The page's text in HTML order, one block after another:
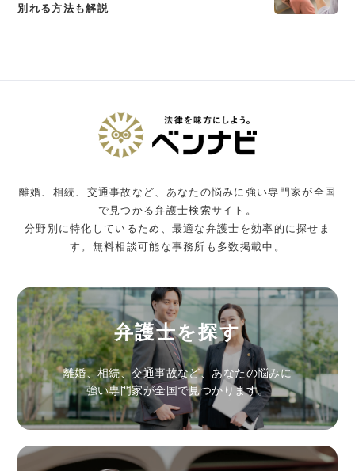
別れる方法も解説
離婚、相続、交通事故など、あなたの悩みに強い専門家が全国
で見つかる弁護士検索サイト。
分野別に特化しているため、最適な弁護士を効率的に探せま
す。無料相談可能な事務所も多数掲載中。
弁護士を探す
離婚、相続、交通事故など、あなたの悩みに
強い専門家が全国で見つかります。